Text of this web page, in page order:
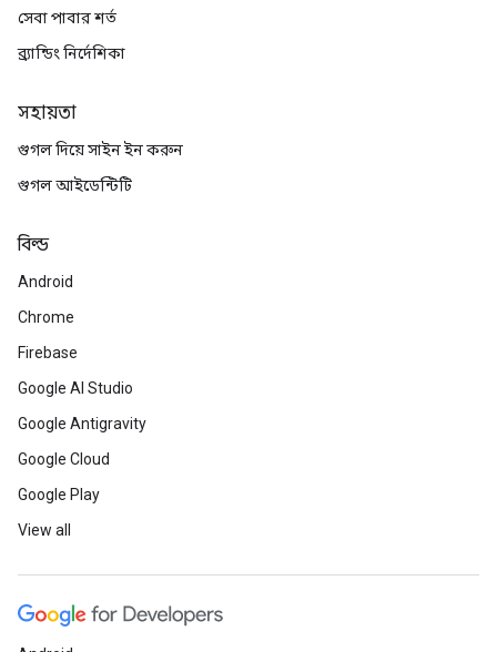
সেবা পাবার শর্ত
ব্র্যান্ডিং নির্দেশিকা
সহায়তা
গুগল দিয়ে সাইন ইন করুন
গুগল আইডেন্টিটি
বিল্ড
Android
Chrome
Firebase
Google AI Studio
Google Antigravity
Google Cloud
Google Play
View all